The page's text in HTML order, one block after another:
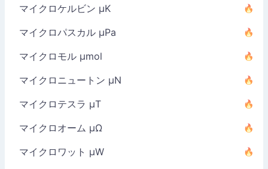
マイクロケルビン µK
マイクロパスカル µPa
マイクロモル µmol
マイクロニュートン µN
マイクロテスラ µT
マイクロオーム µΩ
マイクロワット µW